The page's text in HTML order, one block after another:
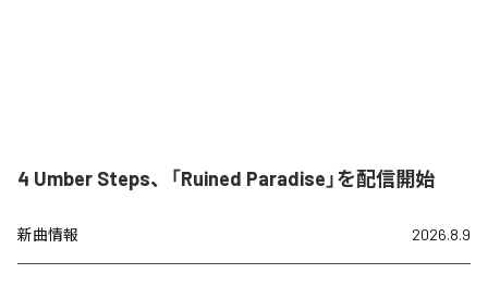
4 Umber Steps、「Ruined Paradise」を配信開始
新曲情報 2026.8.9